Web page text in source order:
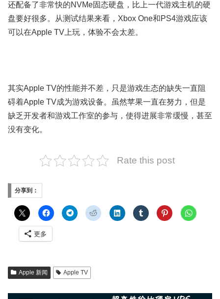
还配备了非常快的NVMe固态硬盘，比上一代游戏主机的硬
盘要好很多。从测试结果来看，Xbox One和PS4游戏应该
可以在Apple TV上玩，体验不会太差。
其实Apple TV的性能并不差，只是游戏生态的缺失一直阻
碍着Apple TV成为游戏设备。虽然苹果一直在努力，但是
缺乏开发者和游戏工作室的参与，使得进展非常缓慢，甚至
没有变化。
Rate this post
分享到：
更多
Apple 新闻 Apple TV